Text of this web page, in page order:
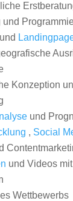
und
Konzeption
und
, Social
und Videos
Wettbewerbs